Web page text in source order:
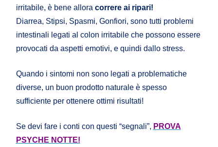
irritabile, è bene allora correre ai ripari!
Diarrea, Stipsi, Spasmi, Gonfiori, sono tutti problemi
intestinali legati al colon irritabile che possono essere
provocati da aspetti emotivi, e quindi dallo stress.
Quando i sintomi non sono legati a problematiche
diverse, un buon prodotto naturale è spesso
sufficiente per ottenere ottimi risultati!
Se devi fare i conti con questi “segnali”, PROVA
PSYCHE NOTTE!